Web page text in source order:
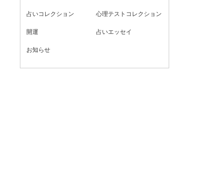
占いコレクション 心理テストコレクション
開運 占いエッセイ
お知らせ